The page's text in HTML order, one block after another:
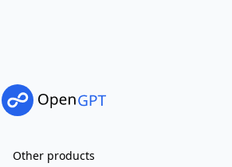
Other products